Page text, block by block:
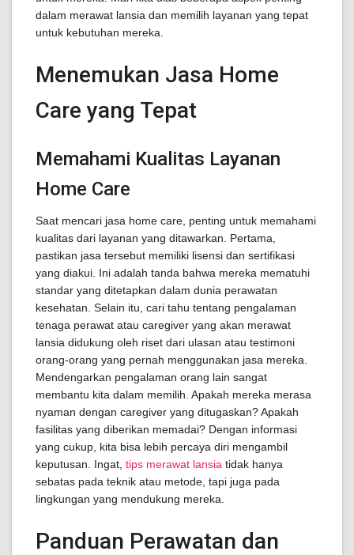
dalam merawat lansia dan memilih layanan yang tepat
untuk kebutuhan mereka.
Menemukan Jasa Home
Care yang Tepat
Memahami Kualitas Layanan
Home Care
Saat mencari jasa home care, penting untuk memahami
kualitas dari layanan yang ditawarkan. Pertama,
pastikan jasa tersebut memiliki lisensi dan sertifikasi
yang diakui. Ini adalah tanda bahwa mereka mematuhi
standar yang ditetapkan dalam dunia perawatan
kesehatan. Selain itu, cari tahu tentang pengalaman
tenaga perawat atau caregiver yang akan merawat
lansia didukung oleh riset dari ulasan atau testimoni
orang-orang yang pernah menggunakan jasa mereka.
Mendengarkan pengalaman orang lain sangat
membantu kita dalam memilih. Apakah mereka merasa
nyaman dengan caregiver yang ditugaskan? Apakah
fasilitas yang diberikan memadai? Dengan informasi
yang cukup, kita bisa lebih percaya diri mengambil
keputusan. Ingat, tips merawat lansia tidak hanya
sebatas pada teknik atau metode, tapi juga pada
lingkungan yang mendukung mereka.
Panduan Perawatan dan